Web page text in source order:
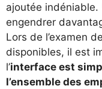
ajoutée
engendrer
Lors de l’examen
disponibles, il est
l’interface est
l’ensemble des